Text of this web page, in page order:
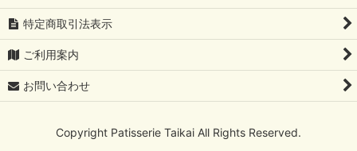
特定商取引法表示
ご利用案内
お問い合わせ
Copyright Patisserie Taikai All Rights Reserved.